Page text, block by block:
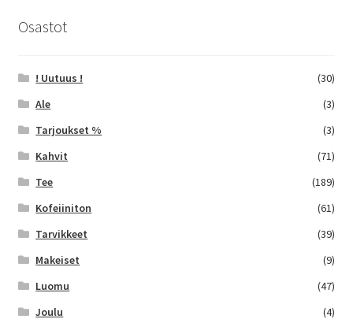
Osastot
! Uutuus !
(30)
Ale
(3)
Tarjoukset %
(3)
Kahvit
(71)
Tee
(189)
Kofeiiniton
(61)
Tarvikkeet
(39)
Makeiset
(9)
Luomu
(47)
Joulu
(4)